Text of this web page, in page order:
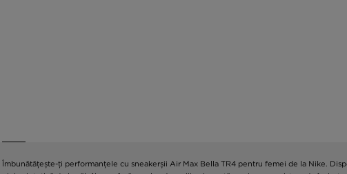
Îmbunătățește-ți performanțele cu sneakerșii Air Max Bella TR4 pentru femei de la Nike.